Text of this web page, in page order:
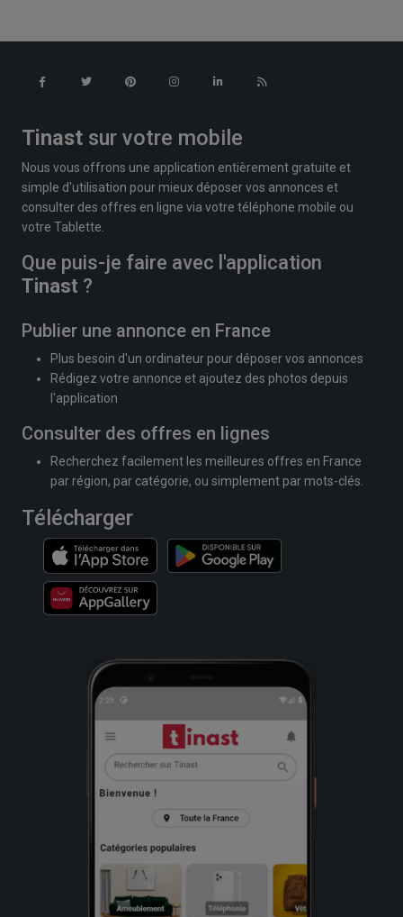
Tinast sur votre mobile
Nous vous offrons une application entièrement gratuite et
simple d'utilisation pour mieux déposer vos annonces et
consulter des offres en ligne via votre téléphone mobile ou
votre Tablette.
Que puis-je faire avec l'application
Tinast ?
Publier une annonce en France
Plus besoin d'un ordinateur pour déposer vos annonces
Rédigez votre annonce et ajoutez des photos depuis
l'application
Consulter des offres en lignes
Recherchez facilement les meilleures offres en France
par région, par catégorie, ou simplement par mots-clés.
Télécharger